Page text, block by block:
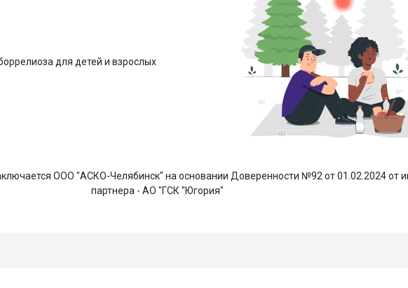
для детей и взрослых
ООО "АСКО-Челябинск" на основании Доверенности №92 от 01.02.2024 от
партнера - АО "ГСК "Югория"